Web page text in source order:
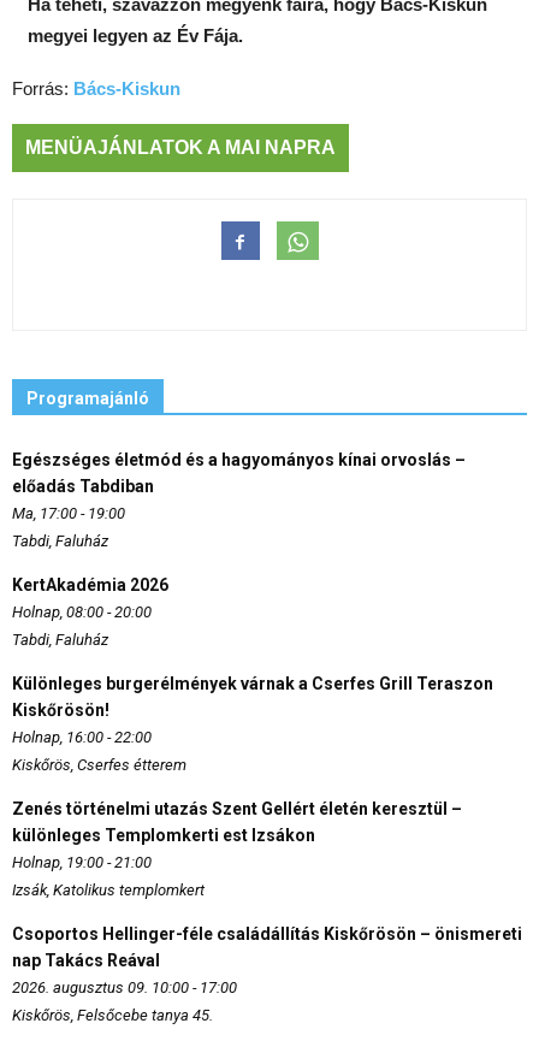
Ha teheti, szavazzon megyénk fáira, hogy Bács-Kiskun
megyei legyen az Év Fája.
Forrás: Bács-Kiskun
MENÜAJÁNLATOK A MAI NAPRA
Programajánló
Egészséges életmód és a hagyományos kínai orvoslás –
előadás Tabdiban
Ma, 17:00 - 19:00
Tabdi, Faluház
KertAkadémia 2026
Holnap, 08:00 - 20:00
Tabdi, Faluház
Különleges burgerélmények várnak a Cserfes Grill Teraszon
Kiskőrösön!
Holnap, 16:00 - 22:00
Kiskőrös, Cserfes étterem
Zenés történelmi utazás Szent Gellért életén keresztül –
különleges Templomkerti est Izsákon
Holnap, 19:00 - 21:00
Izsák, Katolikus templomkert
Csoportos Hellinger-féle családállítás Kiskőrösön – önismereti
nap Takács Reával
2026. augusztus 09. 10:00 - 17:00
Kiskőrös, Felsőcebe tanya 45.